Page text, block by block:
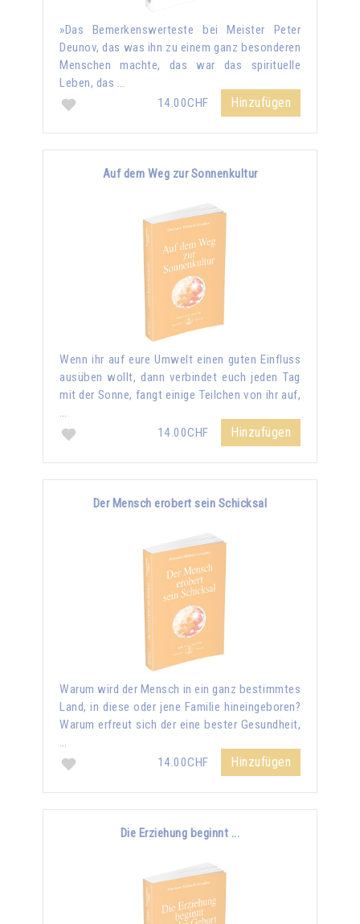
»Das Bemerkenswerteste bei Meister Peter
Deunov, das was ihn zu einem ganz besonderen
Menschen machte, das war das spirituelle
Leben, das …
14.00CHF
Hinzufügen
Auf dem Weg zur Sonnenkultur
Wenn ihr auf eure Umwelt einen guten Einfluss
ausüben wollt, dann verbindet euch jeden Tag
mit der Sonne, fangt einige Teilchen von ihr auf,
…
14.00CHF
Hinzufügen
Der Mensch erobert sein Schicksal
Warum wird der Mensch in ein ganz bestimmtes
Land, in diese oder jene Familie hineingeboren?
Warum erfreut sich der eine bester Gesundheit,
…
14.00CHF
Hinzufügen
Die Erziehung beginnt ...